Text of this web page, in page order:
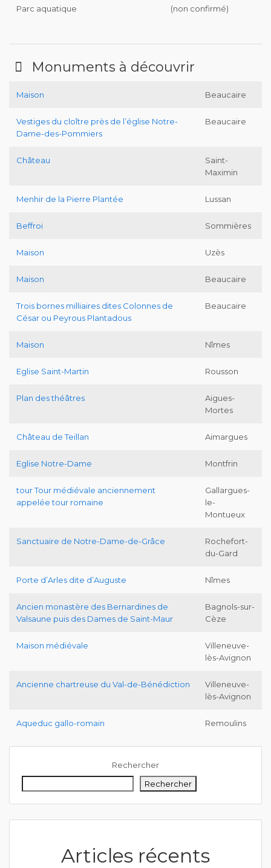
Parc aquatique (non confirmé)
Monuments à découvrir
Maison Beaucaire
Vestiges du cloître près de l’église Notre-
Dame-des-Pommiers
Beaucaire
Château
Saint-
Maximin
Menhir de la Pierre Plantée Lussan
Beffroi Sommières
Maison Uzès
Maison Beaucaire
Trois bornes milliaires dites Colonnes de
César ou Peyrous Plantadous
Beaucaire
Maison Nîmes
Eglise Saint-Martin Rousson
Plan des théâtres
Aigues-
Mortes
Château de Teillan Aimargues
Eglise Notre-Dame Montfrin
tour Tour médiévale anciennement
appelée tour romaine
Gallargues-
le-
Montueux
Sanctuaire de Notre-Dame-de-Grâce
Rochefort-
du-Gard
Porte d’Arles dite d’Auguste Nîmes
Ancien monastère des Bernardines de
Valsaune puis des Dames de Saint-Maur
Bagnols-sur-
Cèze
Maison médiévale
Villeneuve-
lès-Avignon
Ancienne chartreuse du Val-de-Bénédiction
Villeneuve-
lès-Avignon
Aqueduc gallo-romain Remoulins
Rechercher
Rechercher
Articles récents